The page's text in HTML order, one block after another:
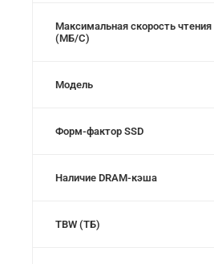
Максимальная скорость чтения
(МБ/С)
Модель
Форм-фактор SSD
Наличие DRAM-кэша
TBW (ТБ)